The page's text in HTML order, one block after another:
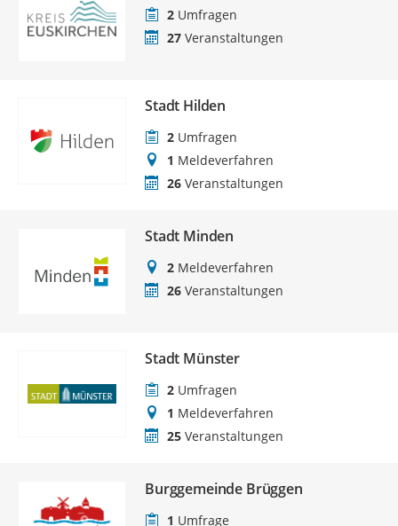
2 Umfragen
27 Veranstaltungen
Stadt Hilden
2 Umfragen
1 Meldeverfahren
26 Veranstaltungen
Stadt Minden
2 Meldeverfahren
26 Veranstaltungen
Stadt Münster
2 Umfragen
1 Meldeverfahren
25 Veranstaltungen
Burggemeinde Brüggen
1 Umfrage